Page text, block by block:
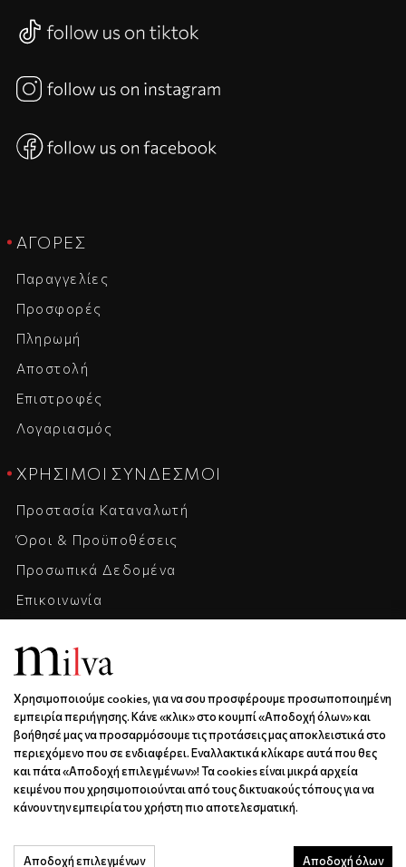
ΑΓΟΡΈΣ
Παραγγελίες
Προσφορές
Πληρωμή
Αποστολή
Επιστροφές
Λογαριασμός
ΧΡΉΣΙΜΟΙ ΣΎΝΔΕΣΜΟΙ
Προστασία Καταναλωτή
Όροι & Προϋποθέσεις
Προσωπικά Δεδομένα
Επικοινωνία
Καριέρα
ΕΠΙΚΟΙΝΩΝΊΑ & ΩΡΆΡΙΟ
Ξάνθου 6 | Κως | 85300
6936688501
info@milva.gr
Χρησιμοποιούμε cookies, για να σου προσφέρουμε προσωποποιημένη
εμπειρία περιήγησης. Κάνε «κλικ» στο κουμπί «Αποδοχή όλων» και
βοήθησέ μας να προσαρμόσουμε τις προτάσεις μας αποκλειστικά στο
περιεχόμενο που σε ενδιαφέρει. Εναλλακτικά κλίκαρε αυτά που θες
και πάτα «Αποδοχή επιλεγμένων»! Τα cookies είναι μικρά αρχεία
κειμένου που χρησιμοποιούνται από τους δικτυακούς τόπους για να
κάνουν την εμπειρία του χρήστη πιο αποτελεσματική.
Αποδοχή επιλεγμένων Αποδοχή όλων